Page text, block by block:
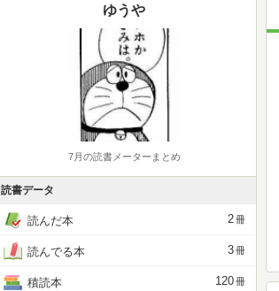
ゆうや
7月の読書メーターまとめ
読書データ
読んだ本 2冊
読んでる本 3冊
積読本 120冊